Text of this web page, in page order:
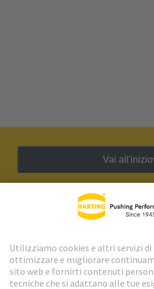
Vai all'inizio
Newsletter HARTING
Vai al registrazione